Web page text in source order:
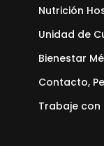
Nutrición
Unidad de
Bienestar
Contacto,
Trabaje